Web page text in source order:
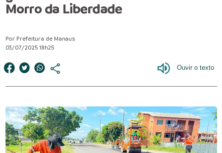
Morro da Liberdade
Por Prefeitura de Manaus
03/07/2025 18h25